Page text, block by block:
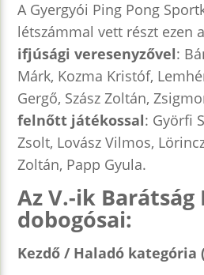
A Gyergyói Ping Pong
létszámmal vett részt ezen
ifjúsági veresenyzővel:
Márk, Kozma Kristóf,
Gergő, Szász Zoltán,
felnőtt játékossal: Györfi
Zsolt, Lovász Vilmos,
Zoltán, Papp Gyula.
Az V.-ik Barátság
dobogósai:
Kezdő / Haladó kategória